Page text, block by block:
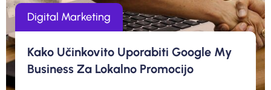
Digital Marketing
Kako Učinkovito Uporabiti Google My
Business Za Lokalno Promocijo